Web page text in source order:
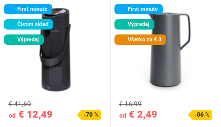
First minute
Čistím sklad
Výpredaj
od € 12,49
€ 41,69
-70 %
First minute
Výpredaj
Všetko za € 3
od € 2,49
€ 16,99
-86 %